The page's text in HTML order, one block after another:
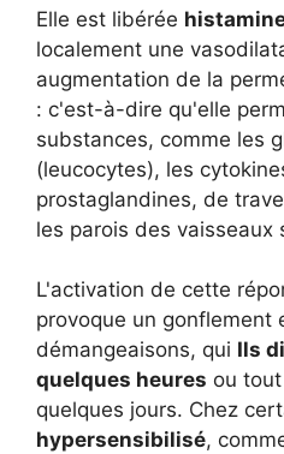
Elle est libérée
localement une
augmentation de la
: c'est-à-dire qu'elle
substances, comme les
(leucocytes), les
prostaglandines, de
les parois des vaisseaux
L'activation de cette
provoque un gonflement
démangeaisons, qui Ils
quelques heures ou
quelques jours. Chez
hypersensibilisé,